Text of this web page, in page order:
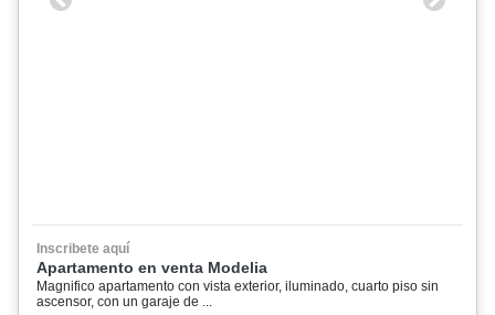
Previous Next
Inscribete aquí
Apartamento en venta Modelia
Magnifico apartamento con vista exterior, iluminado, cuarto piso sin
ascensor, con un garaje de ...